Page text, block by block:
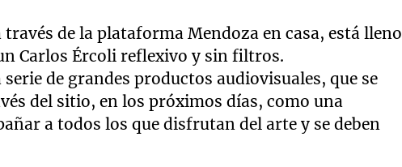
través de la plataforma Mendoza en casa, está lleno
Carlos Ércoli reflexivo y sin filtros.
de grandes productos audiovisuales, que se
del sitio, en los próximos días, como una
a todos los que disfrutan del arte y se deben